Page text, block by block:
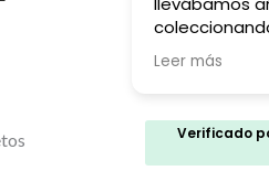
coleccionando y se nos
rompieron. Buscando una
forma de repararlas
y decidimos probar.
El dueño fue súper
amable desde el primer
Verificado